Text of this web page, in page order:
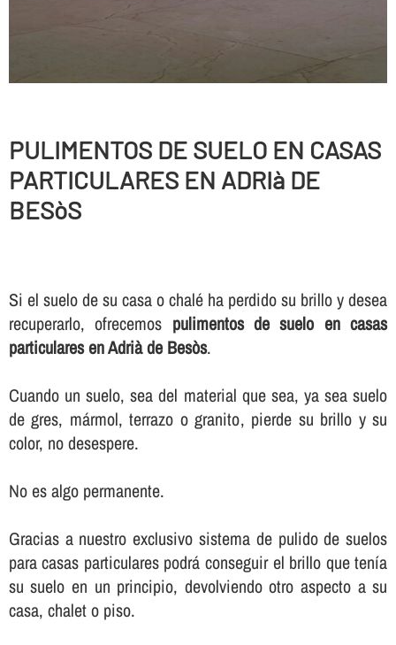
PULIMENTOS DE SUELO EN CASAS
PARTICULARES EN ADRIà DE
BESòS
Si el suelo de su casa o chalé ha perdido su brillo y desea
recuperarlo, ofrecemos pulimentos de suelo en casas
particulares en Adrià de Besòs.
Cuando un suelo, sea del material que sea, ya sea suelo
de gres, mármol, terrazo o granito, pierde su brillo y su
color, no desespere.
No es algo permanente.
Gracias a nuestro exclusivo sistema de pulido de suelos
para casas particulares podrá conseguir el brillo que tení­a
su suelo en un principio, devolviendo otro aspecto a su
casa, chalet o piso.